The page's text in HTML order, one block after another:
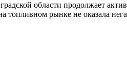
области продолжает
топливном рынке не оказала